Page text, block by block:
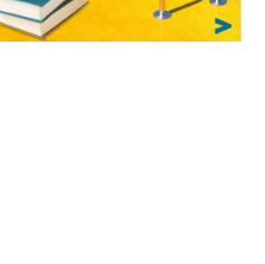
- Lichtperlen &